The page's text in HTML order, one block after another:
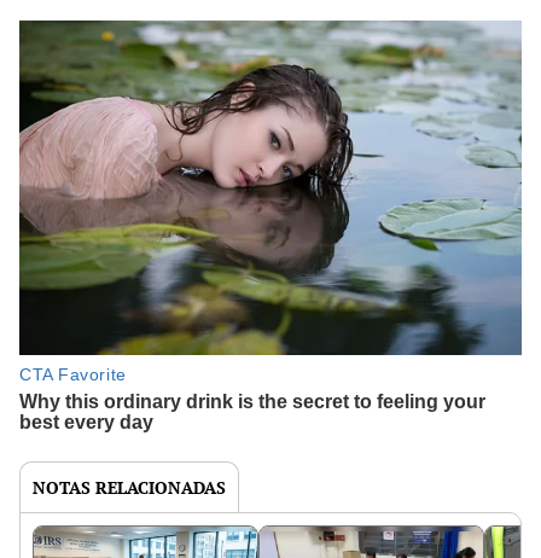
NOTAS RELACIONADAS